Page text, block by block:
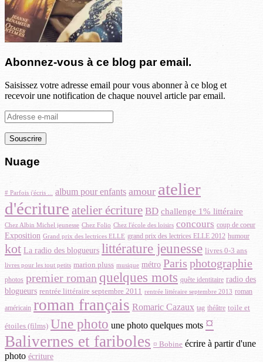
Abonnez-vous à ce blog par email.
Saisissez votre adresse email pour vous abonner à ce blog et
recevoir une notification de chaque nouvel article par email.
Adresse
e-
mail
Nuage
# Parfois j'écris ... album pour enfants amour atelier
d'écriture atelier écriture BD challenge 1% littéraire
Chez Albin Michel jeunesse Chez Folio Chez l'école des loisirs concours coup de coeur
Exposition Grand prix des lectrices ELLE grand prix des lectrices ELLE 2012 humour
kot La radio des blogueurs littérature jeunesse livres 0-3 ans
livres pour les tout petits marion pluss musique métro Paris photographie
photos premier roman quelques mots quête identitaire radio des
blogueurs rentrée littéraire septembre 2011 rentrée littéraire septembre 2013 roman
américain roman français Romaric Cazaux tag théâtre toile et
étoiles (films) Une photo une photo quelques mots ¤
Balivernes et fariboles ¤ Bobine écrire à partir d'une
photo écriture